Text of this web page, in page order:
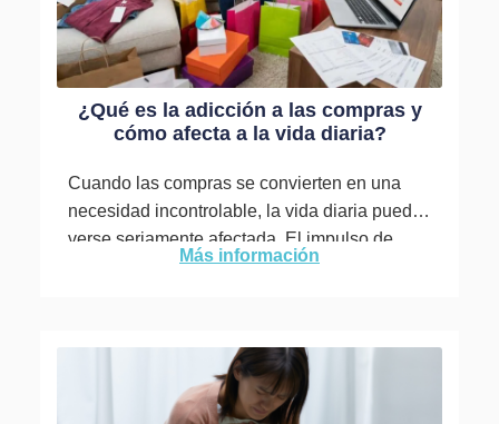
¿Qué es la adicción a las compras y
cómo afecta a la vida diaria?
Cuando las compras se convierten en una
necesidad incontrolable, la vida diaria puede
verse seriamente afectada. El impulso de
adquirir cosas, incluso sin necesidad,...
Más información